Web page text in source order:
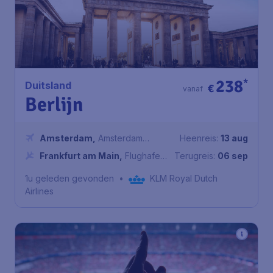
Duitsland
Berlijn
€238*
vanaf
Amsterdam
Amsterdam
Airport Schiphol
Frankfurt am Main
Flughafen
Heenreis: 13 aug
Terugreis: 06 sep
1u geleden gevonden •
KLM Royal Dutch
Airlines